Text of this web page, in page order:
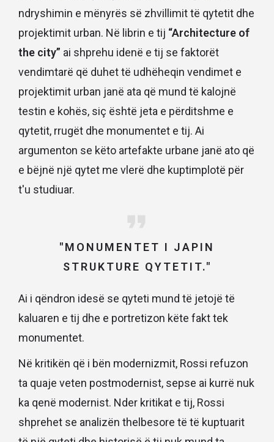
ndryshimin e mënyrës së zhvillimit të qytetit dhe
projektimit urban. Në librin e tij “Architecture of
the city” ai shprehu idenë e tij se faktorët
vendimtarë që duhet të udhëheqin vendimet e
projektimit urban janë ata që mund të kalojnë
testin e kohës, siç është jeta e përditshme e
qytetit, rrugët dhe monumentet e tij. Ai
argumenton se këto artefakte urbane janë ato që
e bëjnë një qytet me vlerë dhe kuptimplotë për
t'u studiuar.
"MONUMENTET I JAPIN
STRUKTURE QYTETIT."
Ai i qëndron idesë se qyteti mund të jetojë të
kaluaren e tij dhe e portretizon këte fakt tek
monumentet.
Në kritikën që i bën modernizmit, Rossi refuzon
ta quaje veten postmodernist, sepse ai kurrë nuk
ka qenë modernist. Nder kritikat e tij, Rossi
shprehet se analizën thelbesore të të kuptuarit